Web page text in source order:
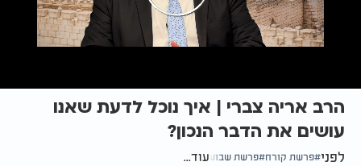
הרב אריה צברי | איך נוכל לדעת שאנו
עושים את הדבר הנכון?
לפני פרשת קורח פרשת שבועעוד...